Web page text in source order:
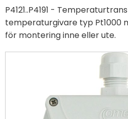
P4121..P4191 -
temperaturgivare typ Pt1000
för montering inne eller ute.